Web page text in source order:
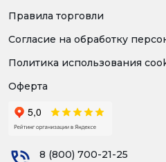
Правила торговли
Согласие на обработку
Политика использования
Оферта
8 (800) 700-21-25